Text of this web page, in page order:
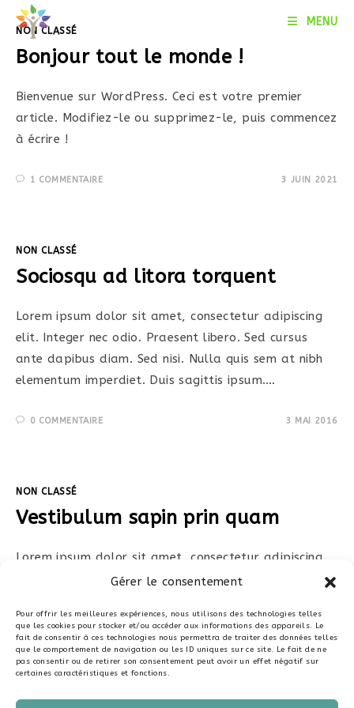
Gérer le consentement
Pour offrir les meilleures expériences, nous utilisons des technologies telles
que les cookies pour stocker et/ou accéder aux informations des appareils. Le
fait de consentir à ces technologies nous permettra de traiter des données telles
que le comportement de navigation ou les ID uniques sur ce site. Le fait de ne
pas consentir ou de retirer son consentement peut avoir un effet négatif sur
certaines caractéristiques et fonctions.
Skip
content
MENU
NON CLASSÉ
Bonjour tout le monde !
Bienvenue sur WordPress. Ceci est votre premier
article. Modifiez-le ou supprimez-le, puis commencez
à écrire !
1 COMMENTAIRE 3 JUIN 2021
NON CLASSÉ
Sociosqu ad litora torquent
Lorem ipsum dolor sit amet, consectetur adipiscing
elit. Integer nec odio. Praesent libero. Sed cursus
ante dapibus diam. Sed nisi. Nulla quis sem at nibh
elementum imperdiet. Duis sagittis ipsum.…
0 COMMENTAIRE 3 MAI 2016
NON CLASSÉ
Vestibulum sapin prin quam
Lorem ipsum dolor sit amet, consectetur adipiscing
elit. Integer nec odio. Praesent libero. Sed cursus
elementum imperdiet. Duis sagittis ipsum.…
0 COMMENTAIRE 3 MAI 2016